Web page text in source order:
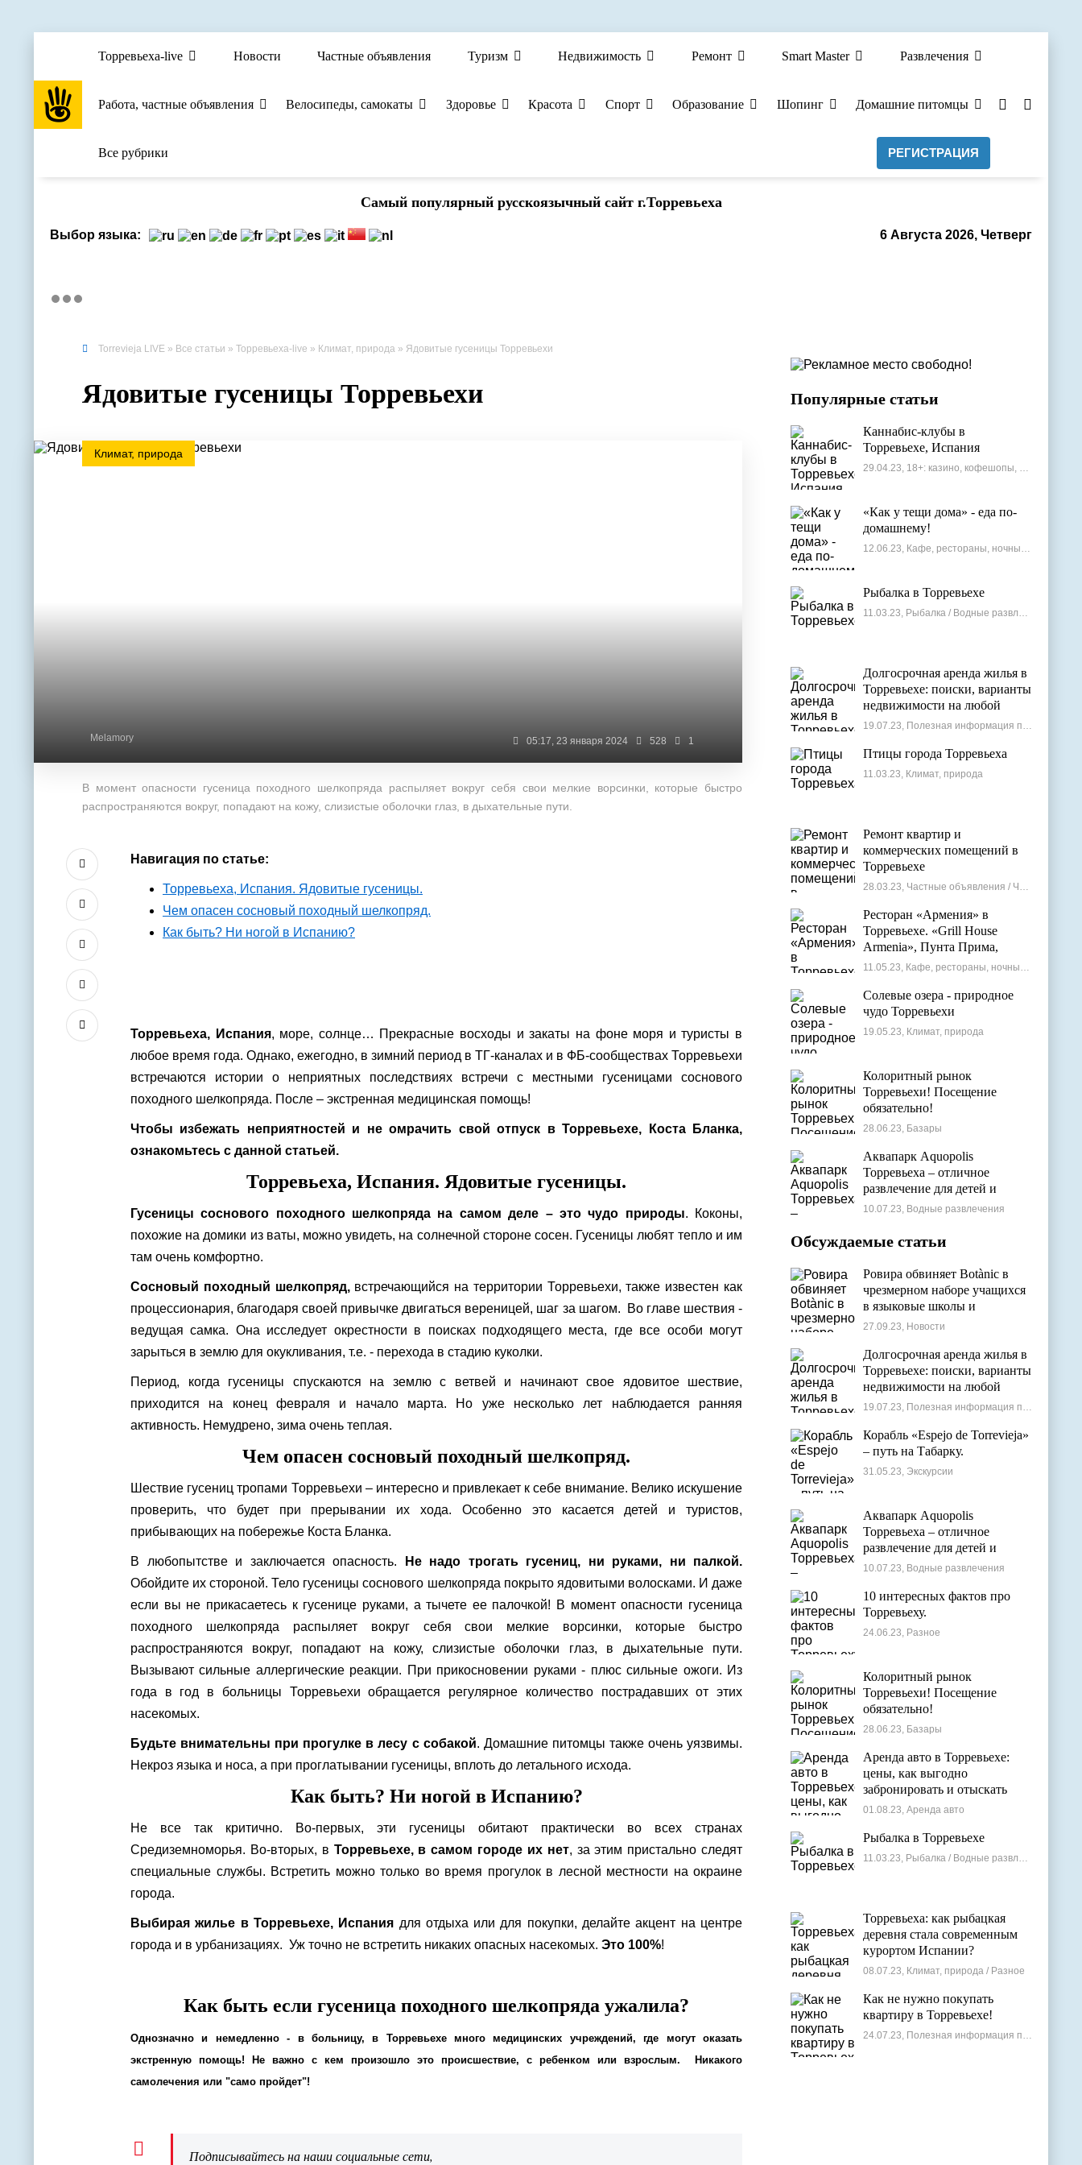
Торревьеха-live Новости Частные объявления Туризм Недвижимость Ремонт Smart Master Развлечения
Работа, частные объявления Велосипеды, самокаты Здоровье Красота Спорт Образование Шопинг Домашние питомцы
Все рубрики РЕГИСТРАЦИЯ
Cамый популярный русскоязычный сайт г.Торревьеха
6 Августа 2026, Четверг
Выбор языка:
Torrevieja LIVE » Все статьи » Торревьеха-live » Климат, природа » Ядовитые гусеницы Торревьехи
Ядовитые гусеницы Торревьехи
Климат, природа
Melamory 05:17, 23 января 2024 528 1
В момент опасности гусеница походного шелкопряда распыляет вокруг себя свои мелкие ворсинки, которые быстро
распространяются вокруг, попадают на кожу, слизистые оболочки глаз, в дыхательные пути.
Навигация по статье:
Торревьеха, Испания. Ядовитые гусеницы.
Чем опасен сосновый походный шелкопряд.
Как быть? Ни ногой в Испанию?
Торревьеха, Испания, море, солнце… Прекрасные восходы и закаты на фоне моря и туристы в
любое время года. Однако, ежегодно, в зимний период в ТГ-каналах и в ФБ-сообществах Торревьехи
встречаются истории о неприятных последствиях встречи с местными гусеницами соснового
походного шелкопряда. После – экстренная медицинская помощь!
Чтобы избежать неприятностей и не омрачить свой отпуск в Торревьехе, Коста Бланка,
ознакомьтесь с данной статьей.
Торревьеха, Испания. Ядовитые гусеницы.
Гусеницы соснового походного шелкопряда на самом деле – это чудо природы. Коконы,
похожие на домики из ваты, можно увидеть, на солнечной стороне сосен. Гусеницы любят тепло и им
там очень комфортно.
Сосновый походный шелкопряд,встречающийся на территории Торревьехи, также известен как
процессионария, благодаря своей привычке двигаться вереницей, шаг за шагом. Во главе шествия -
ведущая самка. Она исследует окрестности в поисках подходящего места, где все особи могут
зарыться в землю для окукливания, т.е. - перехода в стадию куколки.
Период, когда гусеницы спускаются на землю с ветвей и начинают свое ядовитое шествие,
приходится на конец февраля и начало марта. Но уже несколько лет наблюдается ранняя
активность. Немудрено, зима очень теплая.
Чем опасен сосновый походный шелкопряд.
Шествие гусениц тропами Торревьехи – интересно и привлекает к себе внимание. Велико искушение
проверить, что будет при прерывании их хода. Особенно это касается детей и туристов,
прибывающих на побережье Коста Бланка.
В любопытстве и заключается опасность.
Не надо трогать гусениц, ни руками, ни палкой.
Обойдите их стороной. Тело гусеницы соснового шелкопряда покрыто ядовитыми волосками. И даже
если вы не прикасаетесь к гусенице руками, а тычете ее палочкой! В момент опасности гусеница
походного шелкопряда распыляет вокруг себя свои мелкие ворсинки, которые быстро
распространяются вокруг, попадают на кожу, слизистые оболочки глаз, в дыхательные пути.
Вызывают сильные аллергические реакции. При прикосновении руками - плюс сильные ожоги. Из
года в год в больницы Торревьехи обращается регулярное количество пострадавших от этих
насекомых.
Будьте внимательны при прогулке в лесу с собакой. Домашние питомцы также очень уязвимы.
Некроз языка и носа, а при проглатывании гусеницы, вплоть до летального исхода.
Как быть? Ни ногой в Испанию?
Не все так критично. Во-первых, эти гусеницы обитают практически во всех странах
Средиземноморья. Во-вторых, в Торревьехе, в самом городе их нет, за этим пристально следят
специальные службы. Встретить можно только во время прогулок в лесной местности на окраине
города.
Выбирая жилье в Торревьехе, Испания для отдыха или для покупки, делайте акцент на центре
города и в урбанизациях. Уж точно не встретить никаких опасных насекомых. Это 100%!
Как быть если гусеница походного шелкопряда ужалила?
Однозначно и немедленно - в больницу, в Торревьехе много медицинских учреждений, где могут оказать
экстренную помощь! Не важно с кем произошло это происшествие, с ребенком или взрослым. Никакого
самолечения или "само пройдет"!
Подписывайтесь на наши социальные сети,
Популярные статьи
Каннабис-клубы в
Торревьехе, Испания
29.04.23, 18+: казино, кофешопы, стрип-бары
«Как у тещи дома» - еда по-
домашнему!
12.06.23, Кафе, рестораны, ночные клубы
Рыбалка в Торревьехе
11.03.23, Рыбалка / Водные развлечения
Долгосрочная аренда жилья в
Торревьехе: поиски, варианты
недвижимости на любой
бюджет
19.07.23, Полезная информация по недвижимости
Птицы города Торревьеха
11.03.23, Климат, природа
Ремонт квартир и
коммерческих помещений в
Торревьехе
28.03.23, Частные объявления / Частные мастера
Ресторан «Армения» в
Торревьехе. «Grill House
Armenia», Пунта Прима,
Испания
11.05.23, Кафе, рестораны, ночные клубы
Солевые озера - природное
чудо Торревьехи
19.05.23, Климат, природа
Колоритный рынок
Торревьехи! Посещение
обязательно!
28.06.23, Базары
Аквапарк Aquopolis
Торревьеха – отличное
развлечение для детей и
взрослых
10.07.23, Водные развлечения
Обсуждаемые статьи
Ровира обвиняет Botànic в
чрезмерном наборе учащихся
в языковые школы и
проблемах с ассигнованиями
27.09.23, Новости
Долгосрочная аренда жилья в
Торревьехе: поиски, варианты
недвижимости на любой
бюджет
19.07.23, Полезная информация по недвижимости
Корабль «Espejo de Torrevieja»
– путь на Табарку.
31.05.23, Экскурсии
Аквапарк Aquopolis
Торревьеха – отличное
развлечение для детей и
взрослых
10.07.23, Водные развлечения
10 интересных фактов про
Торревьеху.
24.06.23, Разное
Колоритный рынок
Торревьехи! Посещение
обязательно!
28.06.23, Базары
Аренда авто в Торревьехе:
цены, как выгодно
забронировать и отыскать
лучшие варианты
01.08.23, Аренда авто
Рыбалка в Торревьехе
11.03.23, Рыбалка / Водные развлечения
Торревьеха: как рыбацкая
деревня стала современным
курортом Испании?
08.07.23, Климат, природа / Разное
Как не нужно покупать
квартиру в Торревьехе!
24.07.23, Полезная информация по недвижимости